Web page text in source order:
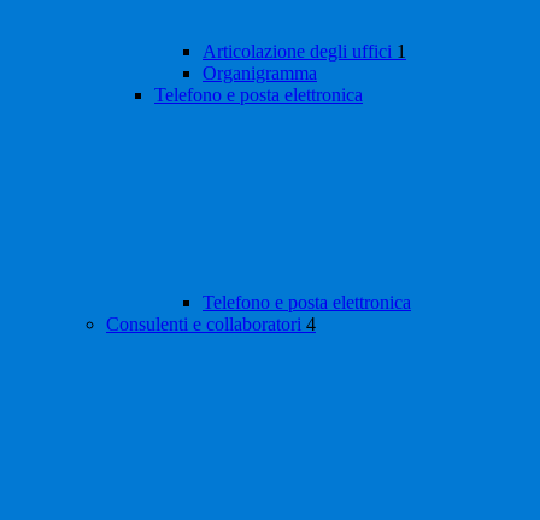
Articolazione degli uffici 1
Organigramma
Telefono e posta elettronica
Telefono e posta elettronica
Consulenti e collaboratori 4